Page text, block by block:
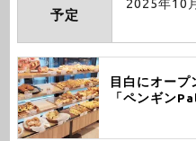
予定
2025年10月
目白にオー
「ペンギン